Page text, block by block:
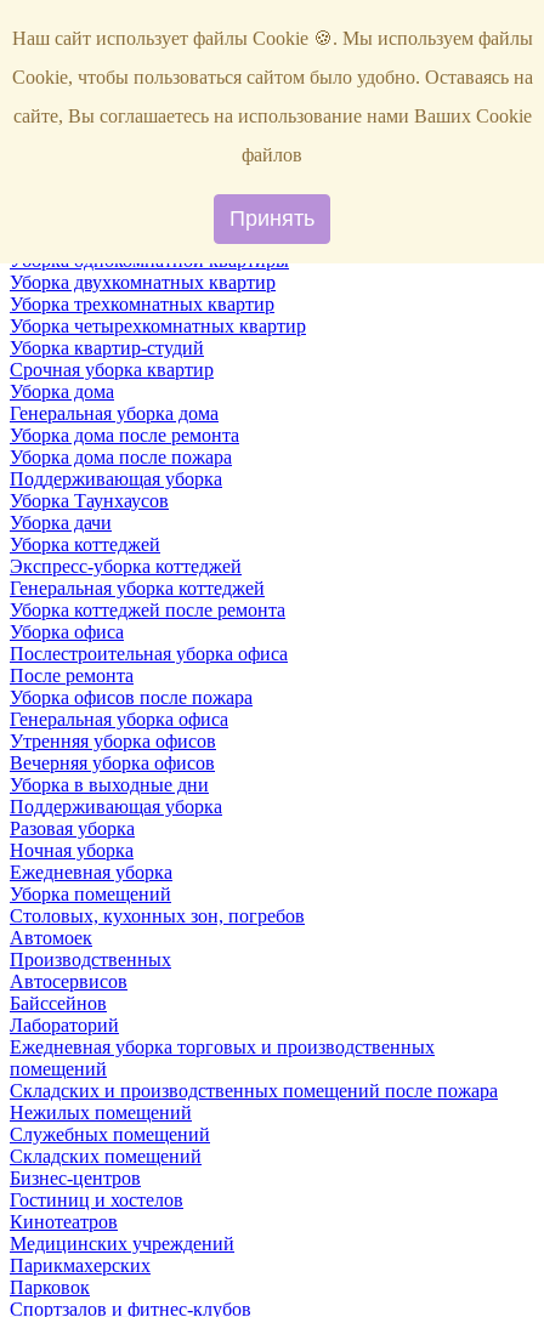
Уборка
Уборка снега
ВИП-уборка
Уборка квартир
Генеральная уборка квартир
Уборка квартир один раз в неделю
Поддерживающая уборка квартиры
Уборка квартир после пожара
Уборка однокомнатной квартиры
Уборка двухкомнатных квартир
Уборка трехкомнатных квартир
Уборка четырехкомнатных квартир
Уборка квартир-студий
Срочная уборка квартир
Уборка дома
Генеральная уборка дома
Уборка дома после ремонта
Уборка дома после пожара
Поддерживающая уборка
Уборка Таунхаусов
Уборка дачи
Уборка коттеджей
Экспресс-уборка коттеджей
Генеральная уборка коттеджей
Уборка коттеджей после ремонта
Уборка офиса
Послестроительная уборка офиса
После ремонта
Уборка офисов после пожара
Генеральная уборка офиса
Утренняя уборка офисов
Вечерняя уборка офисов
Уборка в выходные дни
Поддерживающая уборка
Разовая уборка
Ночная уборка
Ежедневная уборка
Уборка помещений
Столовых, кухонных зон, погребов
Автомоек
Производственных
Автосервисов
Байссейнов
Лабораторий
Ежедневная уборка торговых и производственных
помещений
Складских и производственных помещений после пожара
Нежилых помещений
Служебных помещений
Складских помещений
Бизнес-центров
Гостиниц и хостелов
Кинотеатров
Медицинских учреждений
Парикмахерских
Парковок
Спортзалов и фитнес-клубов
Наш сайт использует файлы Cookie 🍪. Мы используем файлы
Cookie, чтобы пользоваться сайтом было удобно. Оставаясь на
сайте, Вы соглашаетесь на использование нами Ваших Cookie
файлов
Принять